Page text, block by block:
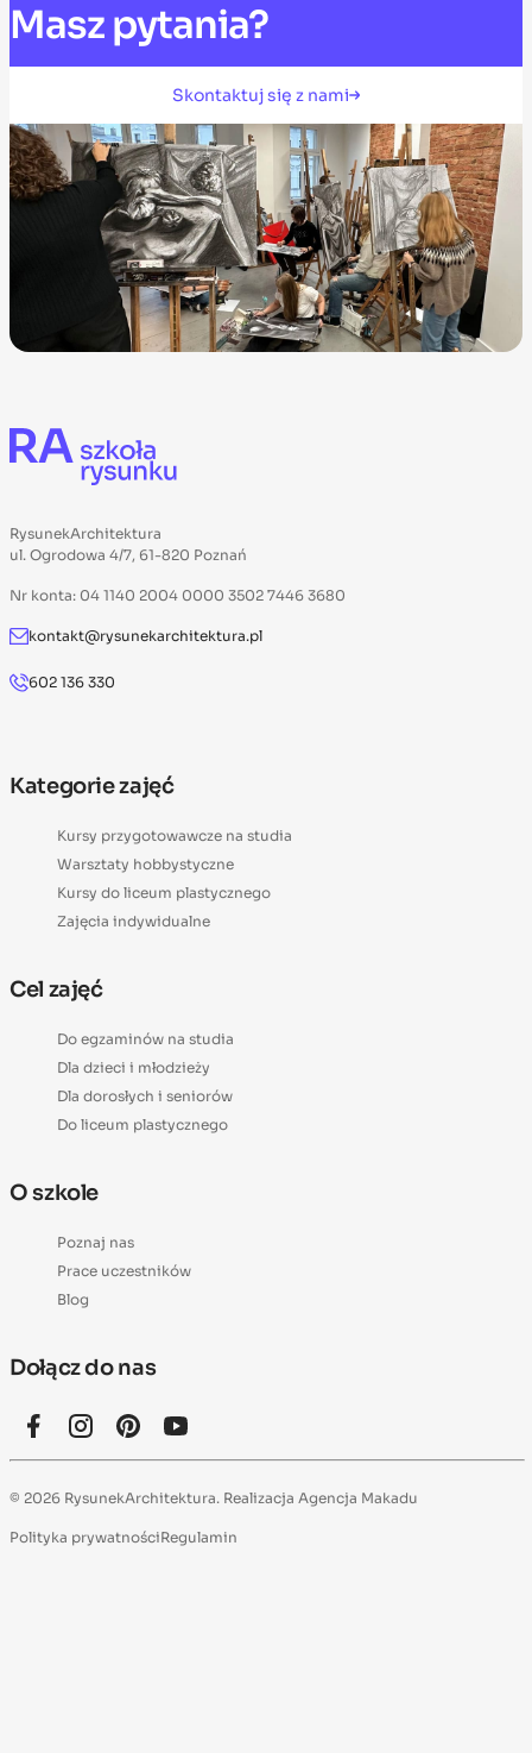
Masz pytania?
Skontaktuj się z nami
RysunekArchitektura
ul. Ogrodowa 4/7, 61-820 Poznań
Nr konta: 04 1140 2004 0000 3502 7446 3680
kontakt@rysunekarchitektura.pl
602 136 330
Kategorie zajęć
Kursy przygotowawcze na studia
Warsztaty hobbystyczne
Kursy do liceum plastycznego
Zajęcia indywidualne
Cel zajęć
Do egzaminów na studia
Dla dzieci i młodzieży
Dla dorosłych i seniorów
Do liceum plastycznego
O szkole
Poznaj nas
Prace uczestników
Blog
Dołącz do nas
© 2026 RysunekArchitektura. Realizacja Agencja Makadu
Polityka prywatnościRegulamin